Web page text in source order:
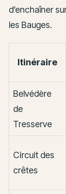
d’enchaîner
les Bauges.
Itinéraire
Belvédère
de
Tresserve
Circuit des
crêtes